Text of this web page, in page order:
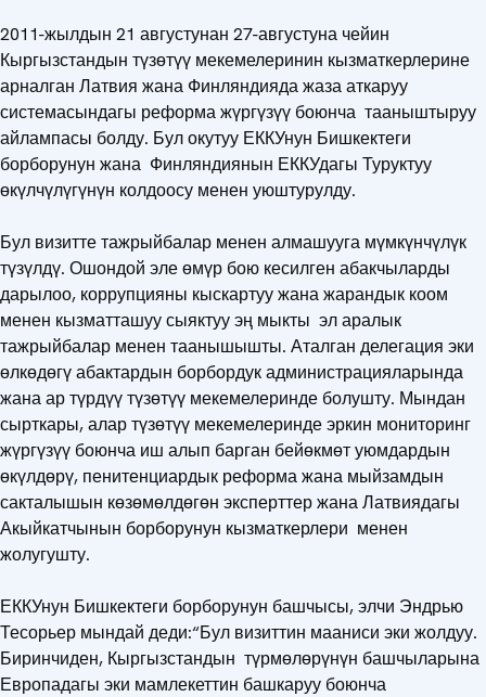
2011-жылдын 21 августунан 27-августуна чейин
Кыргызстандын түзөтүү мекемелеринин кызматкерлерине
арналган Латвия жана Финляндияда жаза аткаруу
системасындагы реформа жүргүзүү боюнча тааныштыруу
айлампасы болду. Бул окутуу ЕККУнун Бишкектеги
борборунун жана Финляндиянын ЕККУдагы Туруктуу
өкүлчүлүгүнүн колдоосу менен уюштурулду.
Бул визитте тажрыйбалар менен алмашууга мүмкүнчүлүк
түзүлдү. Ошондой эле өмүр бою кесилген абакчыларды
дарылоо, коррупцияны кыскартуу жана жарандык коом
менен кызматташуу сыяктуу эң мыкты эл аралык
тажрыйбалар менен таанышышты. Аталган делегация эки
өлкөдөгү абактардын борбордук администрацияларында
жана ар түрдүү түзөтүү мекемелеринде болушту. Мындан
сырткары, алар түзөтүү мекемелеринде эркин мониторинг
жүргүзүү боюнча иш алып барган бейөкмөт уюмдардын
өкүлдөрү, пенитенциардык реформа жана мыйзамдын
сакталышын көзөмөлдөгөн эксперттер жана Латвиядагы
Акыйкатчынын борборунун кызматкерлери менен
жолугушту.
ЕККУнун Бишкектеги борборунун башчысы, элчи Эндрью
Тесорьер мындай деди:“Бул визиттин мааниси эки жолдуу.
Биринчиден, Кыргызстандын түрмөлөрүнүн башчыларына
Европадагы эки мамлекеттин башкаруу боюнча